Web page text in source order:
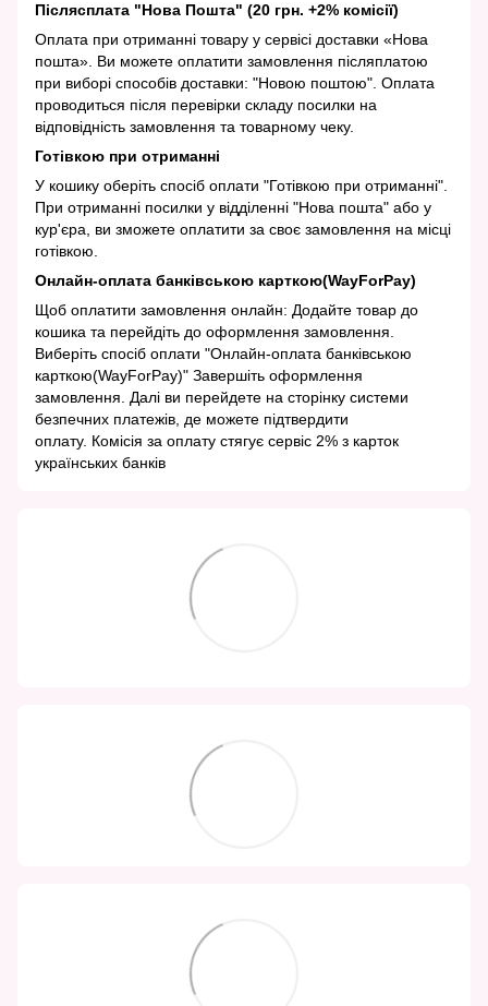
Післясплата "Нова Пошта" (20 грн. +2% комісії)
Оплата при отриманні товару у сервісі доставки «Нова
пошта». Ви можете оплатити замовлення післяплатою
при виборі способів доставки: "Новою поштою". Оплата
проводиться після перевірки складу посилки на
відповідність замовлення та товарному чеку.
Готівкою при отриманні
У кошику оберіть спосіб оплати "Готівкою при отриманні".
При отриманні посилки у відділенні "Нова пошта" або у
кур'єра, ви зможете оплатити за своє замовлення на місці
готівкою.
Онлайн-оплата банківською карткою(WayForPay)
Щоб оплатити замовлення онлайн: Додайте товар до
кошика та перейдіть до оформлення замовлення.
Виберіть спосіб оплати "Онлайн-оплата банківською
карткою(WayForPay)" Завершіть оформлення
замовлення. Далі ви перейдете на сторінку системи
безпечних платежів, де можете підтвердити
оплату. Комісія за оплату стягує сервіс 2% з карток
українських банків